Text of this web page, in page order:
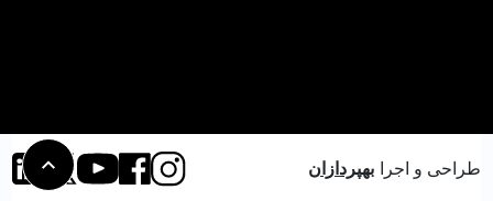
طراحی و اجرا بهپردازان